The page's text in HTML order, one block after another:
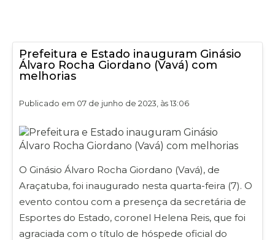
Prefeitura e Estado inauguram Ginásio
Álvaro Rocha Giordano (Vavá) com
melhorias
Publicado em 07 de junho de 2023, às 13:06
O Ginásio Álvaro Rocha Giordano (Vavá), de
Araçatuba, foi inaugurado nesta quarta-feira (7). O
evento contou com a presença da secretária de
Esportes do Estado, coronel Helena Reis, que foi
agraciada com o título de hóspede oficial do